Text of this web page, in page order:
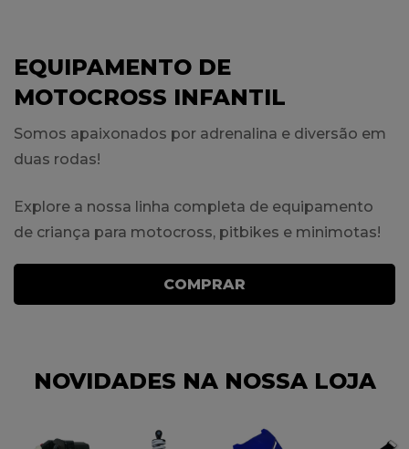
EQUIPAMENTO DE
MOTOCROSS INFANTIL
Somos apaixonados por adrenalina e diversão em
duas rodas!
Explore a nossa linha completa de equipamento
de criança para motocross, pitbikes e minimotas!
COMPRAR
NOVIDADES NA NOSSA LOJA